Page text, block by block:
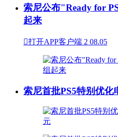
索尼公布"Ready for
起来
打开APP客户端 2 08.05
索尼首批PS5特别优化